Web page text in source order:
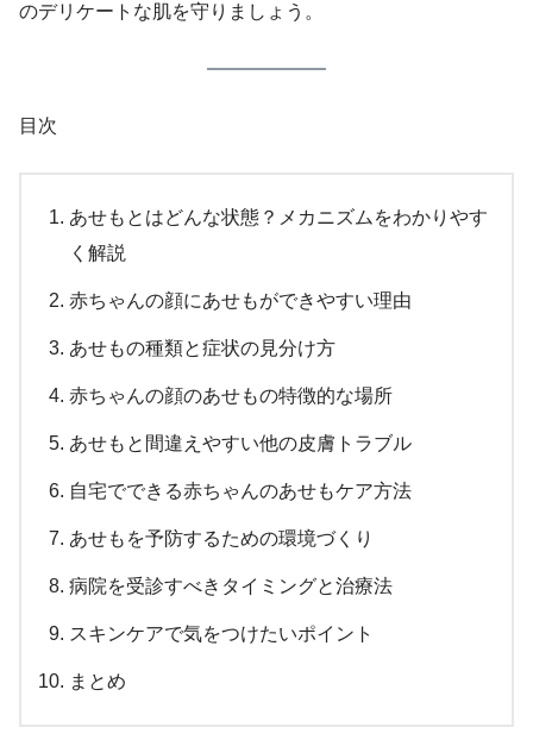
のデリケートな肌を守りましょう。
目次
あせもとはどんな状態？メカニズムをわかりやす
く解説
赤ちゃんの顔にあせもができやすい理由
あせもの種類と症状の見分け方
赤ちゃんの顔のあせもの特徴的な場所
あせもと間違えやすい他の皮膚トラブル
自宅でできる赤ちゃんのあせもケア方法
あせもを予防するための環境づくり
病院を受診すべきタイミングと治療法
スキンケアで気をつけたいポイント
まとめ